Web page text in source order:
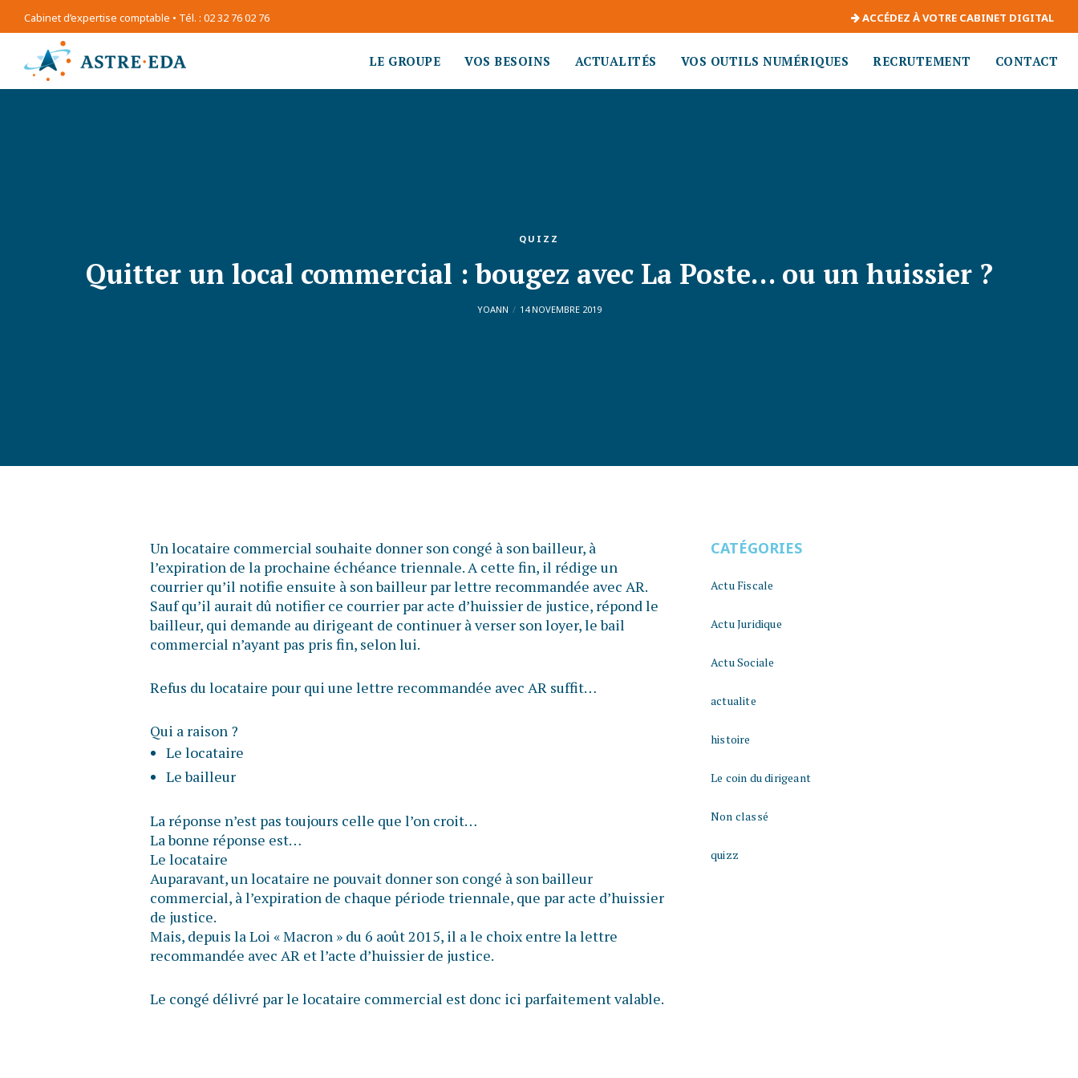
Cabinet d’expertise comptable • Tél. : 02 32 76 02 76 ACCÉDEZ À VOTRE CABINET DIGITAL
LE GROUPE VOS BESOINS ACTUALITÉS VOS OUTILS NUMÉRIQUES RECRUTEMENT CONTACT
QUIZZ
Quitter un local commercial : bougez avec La Poste… ou un huissier ?
YOANN 14 NOVEMBRE 2019
Un locataire commercial souhaite donner son congé à son bailleur, à
l’expiration de la prochaine échéance triennale. A cette fin, il rédige un
courrier qu’il notifie ensuite à son bailleur par lettre recommandée avec AR.
Sauf qu’il aurait dû notifier ce courrier par acte d’huissier de justice, répond le
bailleur, qui demande au dirigeant de continuer à verser son loyer, le bail
commercial n’ayant pas pris fin, selon lui.
Refus du locataire pour qui une lettre recommandée avec AR suffit…
Qui a raison ?
Le locataire
Le bailleur
La réponse n’est pas toujours celle que l’on croit…
La bonne réponse est…
Le locataire
Auparavant, un locataire ne pouvait donner son congé à son bailleur
commercial, à l’expiration de chaque période triennale, que par acte d’huissier
de justice.
Mais, depuis la Loi « Macron » du 6 août 2015, il a le choix entre la lettre
recommandée avec AR et l’acte d’huissier de justice.
Le congé délivré par le locataire commercial est donc ici parfaitement valable.
CATÉGORIES
Actu Fiscale
Actu Juridique
Actu Sociale
actualite
histoire
Le coin du dirigeant
Non classé
quizz